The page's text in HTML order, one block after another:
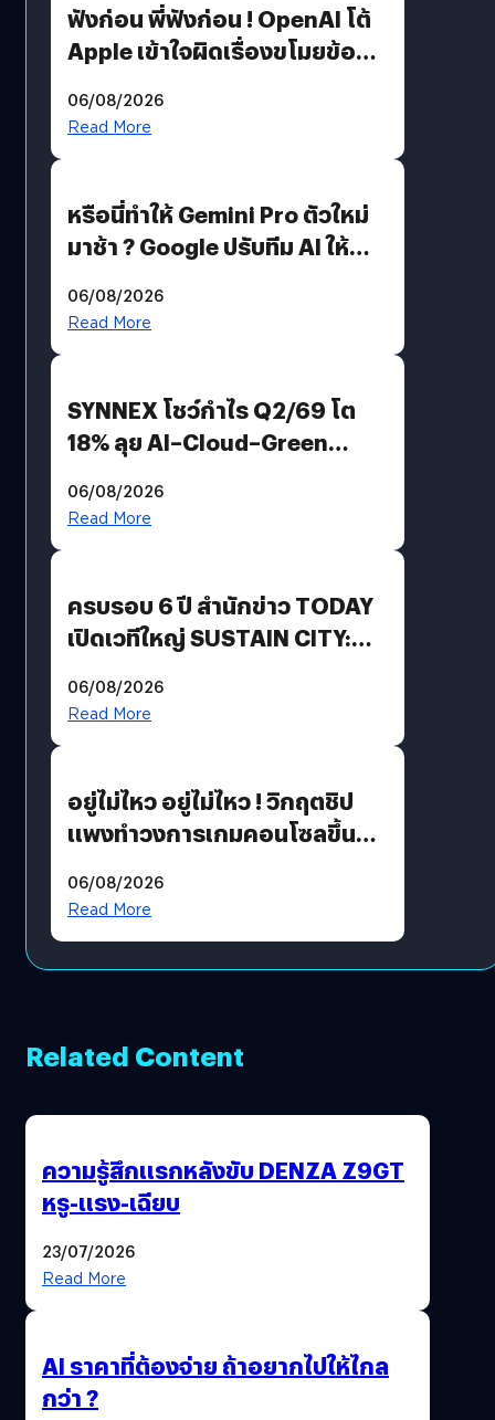
ฟังก่อน พี่ฟังก่อน ! OpenAI โต้
Apple เข้าใจผิดเรื่องขโมยข้อมูล
06/08/2026
Read More
หรือนี่ทำให้ Gemini Pro ตัวใหม่
มาช้า ? Google ปรับทีม AI ให้
AGI
06/08/2026
Read More
SYNNEX โชว์กำไร Q2/69 โต
18% ลุย AI–Cloud–Green
Revenue เร่งเครื่อง New
06/08/2026
Read More
ครบรอบ 6 ปี สำนักข่าว TODAY
เปิดเวทีใหญ่ SUSTAIN CITY:
แนวทางปรับตัวสู่เศรษฐกิจสี
06/08/2026
Read More
อยู่ไม่ไหว อยู่ไม่ไหว ! วิกฤตชิป
แพงทำวงการเกมคอนโซลขึ้น
?
06/08/2026
Read More
Related Content
ความรู้สึกแรกหลังขับ DENZA Z9GT
หรู-แรง-เฉียบ
23/07/2026
Read More
AI ราคาที่ต้องจ่าย ถ้าอยากไปให้ไกล
กว่า ?